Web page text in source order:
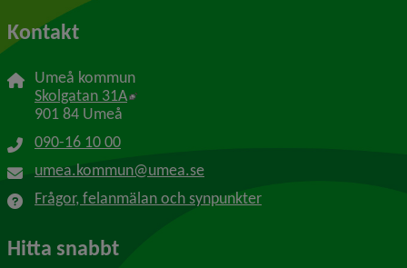
Kontakt
Umeå kommun
Skolgatan 31A Länk till annan webbplats, öppnas i nytt
901 84 Umeå
090-16 10 00
umea.kommun@umea.se
Frågor, felanmälan och synpunkter
Hitta snabbt